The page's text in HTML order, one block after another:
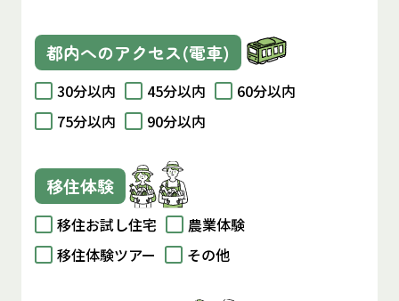
都内へのアクセス(電車)
30分以内 45分以内
60分以内
75分以内
90分以内
移住体験
移住お試し住宅
農業体験
移住体験ツアー
その他